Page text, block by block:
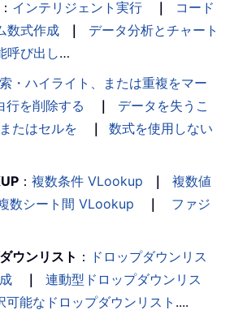
インテリジェント実行 ｜
コード
数式作成 ｜
データ分析とチャート
呼び出し…
・ハイライト、または重複をマー
行を削除する ｜
データを失うこ
たはセルを
｜
数式を使用しない
： 複数条件 VLookup ｜
複数値
数シート間 VLookup ｜
ファジ
ウンリスト ： ドロップダウンリス
｜
連動型ドロップダウンリス
可能なドロップダウンリスト ....